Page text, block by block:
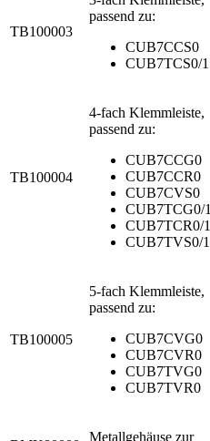
TB100003
passend zu:
CUB7CCS0
CUB7TCS0/1
TB100004
4-fach Klemmleiste,
passend zu:
CUB7CCG0
CUB7CCR0
CUB7CVS0
CUB7TCG0/1
CUB7TCR0/1
CUB7TVS0/1
TB100005
5-fach Klemmleiste,
passend zu:
CUB7CVG0
CUB7CVR0
CUB7TVG0
CUB7TVR0
Metallgehäuse zur